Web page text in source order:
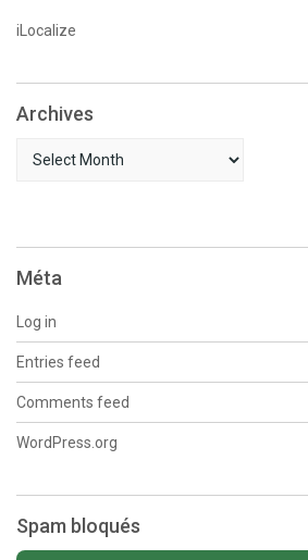
iLocalize
Archives
Méta
Log in
Entries feed
Comments feed
WordPress.org
Spam bloqués